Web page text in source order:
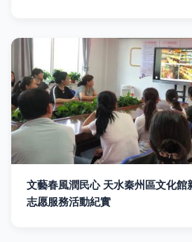
文藝春風潤民心 天水秦州區文化館
志愿服務活動紀實